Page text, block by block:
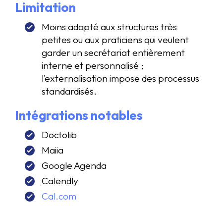
Limitation
Moins adapté aux structures très
petites ou aux praticiens qui veulent
garder un secrétariat entièrement
interne et personnalisé ;
l’externalisation impose des processus
standardisés.
Intégrations notables
Doctolib
Maiia
Google Agenda
Calendly
Cal.com